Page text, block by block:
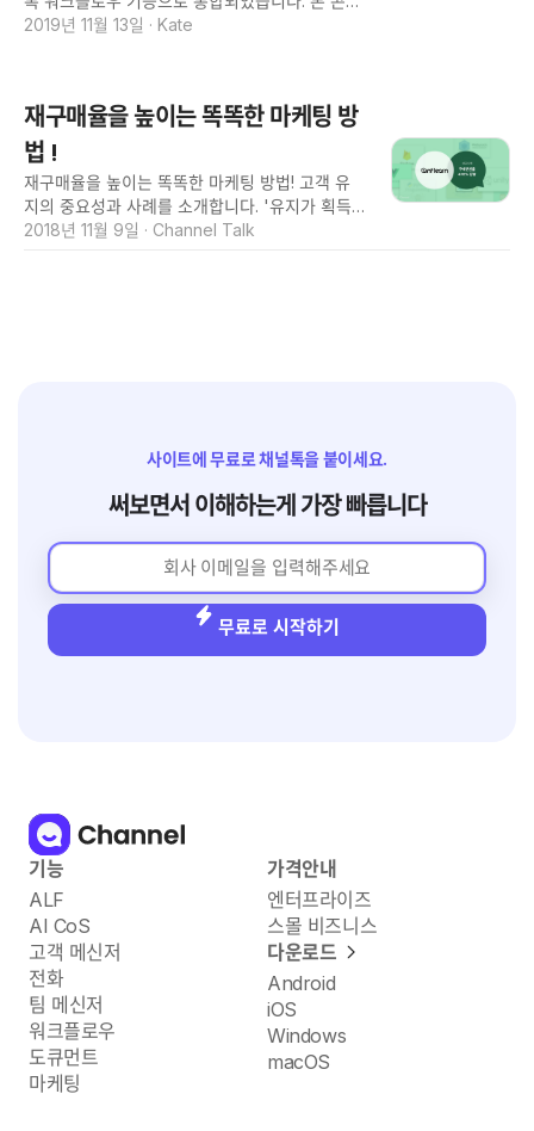
었던 고객을 대상으로 캠페인을 집행했습니다.
'요즘 개발자들 사이에서 핫한 기술'이라는 점을
끼도록 했죠. 구매 이력을 바탕으로 구매 전환율
이 높은 고객을 선별한 마케팅은 기대 이상으로
효과적이었습니다. 마케팅 메시지에 노출된 학생
은 그렇지 않은 학생에 비해서 강의를 수강할 확
률이 5배나 높았거든요. 무작위적인
츠의 용어와 화면 구성은 현재와 다를 수 있다는
고 원피스를 사러 한 온라인 쇼핑몰에 들어갔습니
다. 결혼식은 2주 정도 남은 시간이었구요. 옷을
고르고 후기를 보니 배송이 마음에 걸리더라구요.
어떤 분은 1주일이 걸렸다고 하고, 어떤 분은 2주
가 걸렸다고 하는 거예요. 얼마나 걸릴지 정확히
알 수 없으니 구매를 망설이게 되었어요. 게시판
2019년 11월 13일 · Kate
재구매율을 높이는 똑똑한 마케팅 방
법 !
재구매율을 높이는 똑똑한 마케팅 방법! 고객 유
지의 중요성과 사례를 소개합니다. '유지가 획득
을 이긴다' 라는 말이 있습니다 신규고객을 유치
🙆 목표 : 기존 고객 재구매 유도 인프런에서 강좌
하는 프로그래밍 강좌는 강좌 간에 상호 연관성이
높습니다. 가령 영화회화 초급을 들은 사람이 다
음 강좌로 영어회화 중급, 비지니스 영어를 듣는
것처럼 개발에서 교육에서도 단계별로 상호 관련
성 있는 강의를 이어 듣는 경우가 많죠. 인프런에
서는 이 점에 착안해 이미 인프런에서 다른
2018년 11월 9일 · Channel Talk
사이트에 무료로 채널톡을 붙이세요.
써보면서 이해하는게 가장 빠릅니다
무료로 시작하기
기능
ALF
AI CoS
고객 메신저
전화
팀 메신저
워크플로우
도큐먼트
마케팅
가격안내
엔터프라이즈
스몰 비즈니스
다운로드
Android
iOS
Windows
macOS